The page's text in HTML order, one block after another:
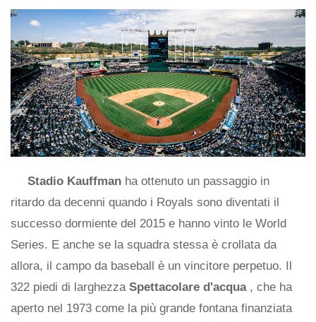
Stadio Kauffman ha ottenuto un passaggio in
ritardo da decenni quando i Royals sono diventati il ​​
successo dormiente del 2015 e hanno vinto le World
Series. E anche se la squadra stessa è crollata da
allora, il campo da baseball è un vincitore perpetuo. Il
322 piedi di larghezza Spettacolare d'acqua , che ha
aperto nel 1973 come la più grande fontana finanziata